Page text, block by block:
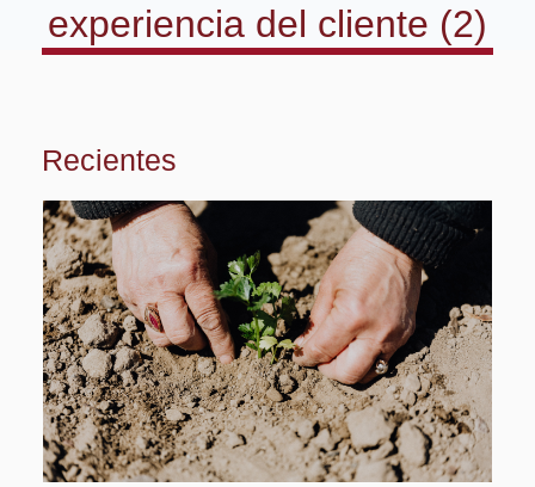
experiencia del cliente (2)
Recientes